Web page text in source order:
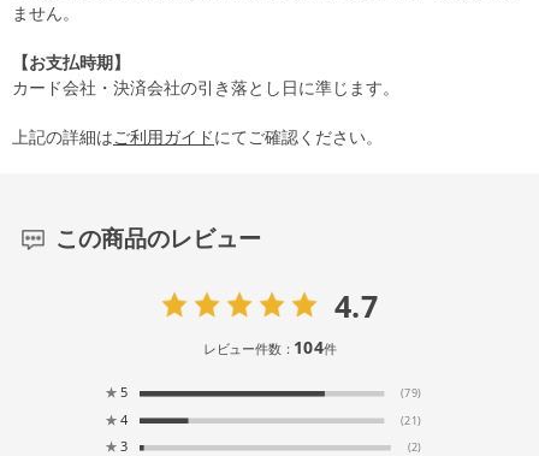
ません。
【お支払時期】
カード会社・決済会社の引き落とし日に準じます。
上記の詳細はご利用ガイドにてご確認ください。
この商品のレビュー
4.7
レビュー件数： 104件
★ 5 (79)
★ 4 (21)
★ 3 (2)